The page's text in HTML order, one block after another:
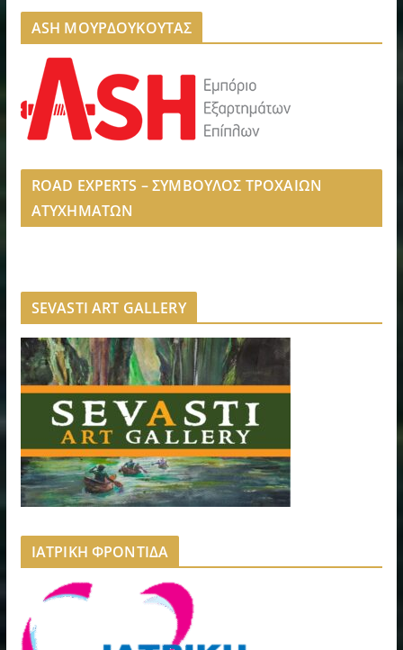
ASH ΜΟΥΡΔΟΥΚΟΥΤΑΣ
ROAD EXPERTS – ΣΥΜΒΟΥΛΟΣ ΤΡΟΧΑΙΩΝ
ΑΤΥΧΗΜΑΤΩΝ
SEVASTI ART GALLERY
ΙΑΤΡΙΚΗ ΦΡΟΝΤΙΔΑ